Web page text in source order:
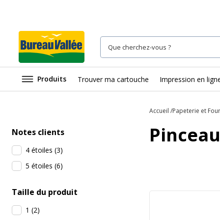
Produits Trouver ma cartouche Impression en
Notes clients
4 étoiles (3)
5 étoiles (6)
Taille du produit
1 (2)
Accueil Papeterie et